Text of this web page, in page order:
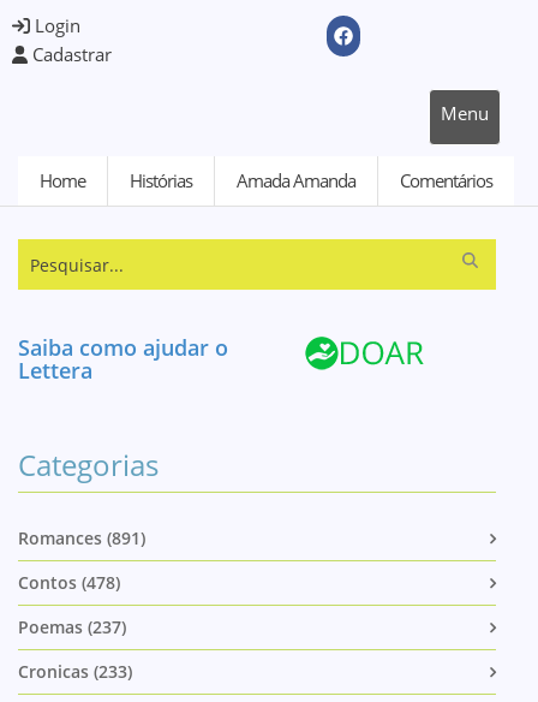
Login
Cadastrar
Menu
Home Histórias Amada Amanda Comentários
Saiba como ajudar o
Lettera
Categorias
Romances (891)
Contos (478)
Poemas (237)
Cronicas (233)